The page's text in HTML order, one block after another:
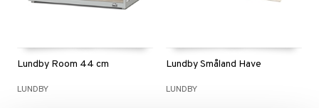
Lundby Room 44 cm
LUNDBY
Lundby Småland Have
LUNDBY